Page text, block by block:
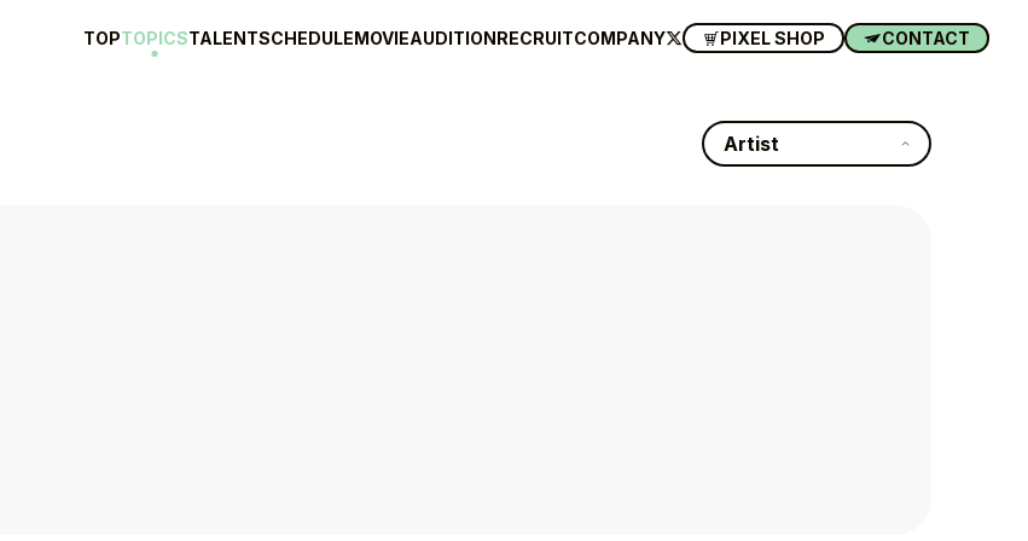
TOPTOPICSTALENTSCHEDULEMOVIEAUDITIONRECRUITCOMPANY PIXEL SHOP CONTACT
Artist